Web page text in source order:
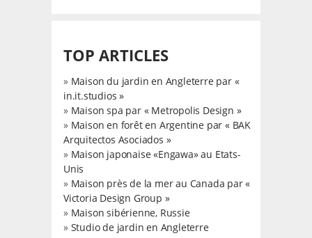
TOP ARTICLES
» Maison du jardin en Angleterre par «
in.it.studios »
» Maison spa par « Metropolis Design »
» Maison en forêt en Argentine par « BAK
Arquitectos Asociados »
» Maison japonaise «Engawa» au Etats-
Unis
» Maison près de la mer au Canada par «
Victoria Design Group »
» Maison sibérienne, Russie
» Studio de jardin en Angleterre